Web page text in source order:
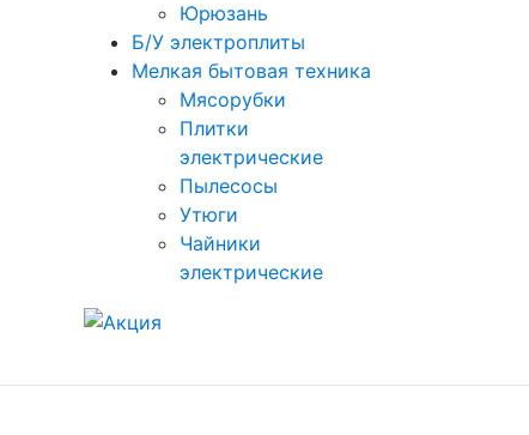
Юрюзань
Б/У электроплиты
Мелкая бытовая техника
Мясорубки
Плитки
электрические
Пылесосы
Утюги
Чайники
электрические